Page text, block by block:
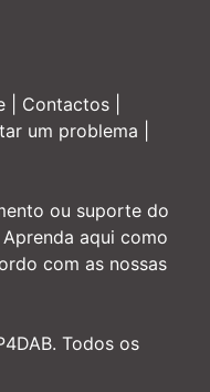
Contactos
um problema
ou suporte do
aqui como
com as nossas
Todos os